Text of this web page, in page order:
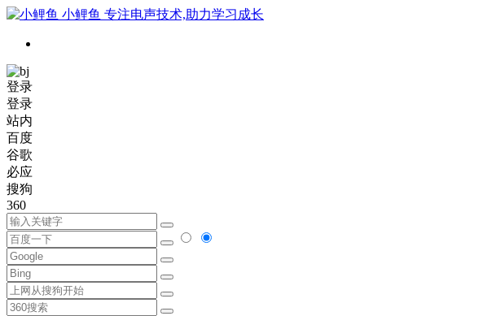
小鲤鱼 专注电声技术,助力学习成长
登录
登录
站内
百度
谷歌
必应
搜狗
360